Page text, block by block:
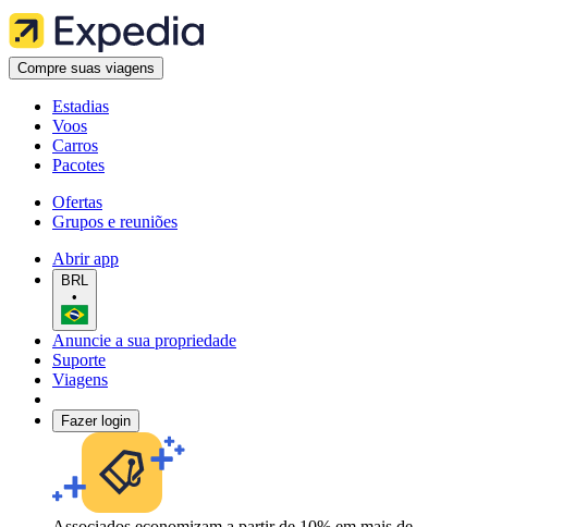
Compre suas viagens
Estadias
Voos
Carros
Pacotes
Ofertas
Grupos e reuniões
Abrir app
BRL
•
Anuncie a sua propriedade
Suporte
Viagens
Fazer login